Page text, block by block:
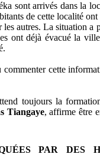
sont arrivés dans la
de cette localité
autres. La situation a
ont déjà évacué la
cette
toujours la
Tiangaye, affirme être
PAR DES